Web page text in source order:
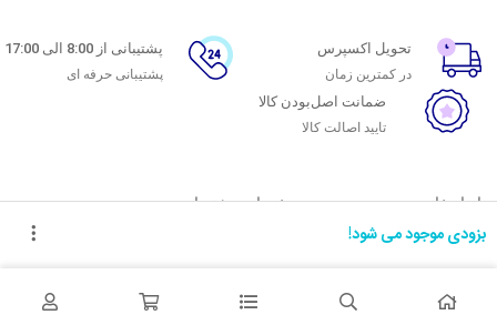
بزودی موجود می شود!
تحویل اکسپرس
در کمترین زمان
پشتیبانی از 8:00 الی 17:00
پشتیبانی حرفه ای
ضمانت اصل‌بودن کالا
تایید اصالت کالا
با ماه خانوم
اتاق خبر ماه خانوم
همکاری با سازمان‌ها
خدمات مشتریان
شرایط استفاده